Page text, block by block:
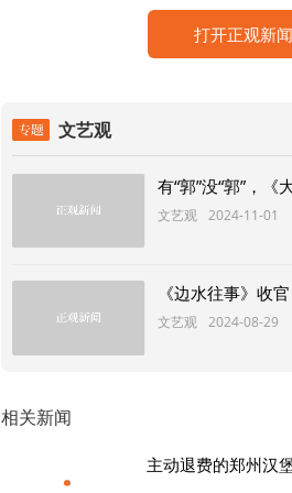
屋漏偏逢连夜雨。为了筹集儿子
棋天才、如今活在兄长光环下的“
中突围。或许，相较于活命，这才
打开正观新
文艺观
《红楼梦之金
《墨雨云间》
相关新闻
主动退费的郑州汉